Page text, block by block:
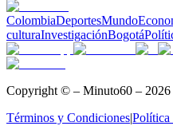
ColombiaDeportesMundo
culturaInvestigaciónBogotá
Copyright © – Minuto60 – 2026
Términos y Condiciones|Política